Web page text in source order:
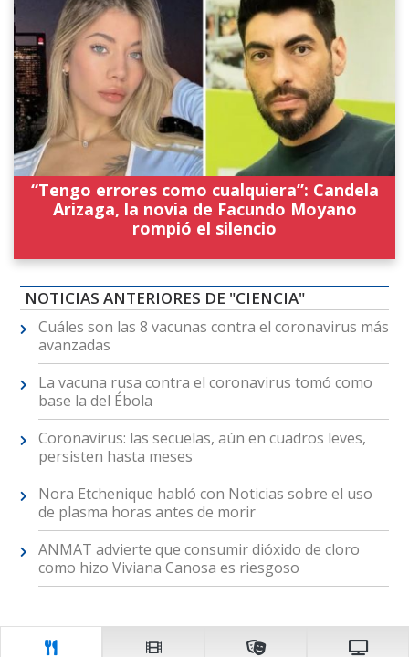
“Tengo errores como cualquiera”: Candela
Arizaga, la novia de Facundo Moyano
rompió el silencio
NOTICIAS ANTERIORES DE "CIENCIA"
Cuáles son las 8 vacunas contra el coronavirus más
avanzadas
La vacuna rusa contra el coronavirus tomó como
base la del Ébola
Coronavirus: las secuelas, aún en cuadros leves,
persisten hasta meses
Nora Etchenique habló con Noticias sobre el uso
de plasma horas antes de morir
ANMAT advierte que consumir dióxido de cloro
como hizo Viviana Canosa es riesgoso